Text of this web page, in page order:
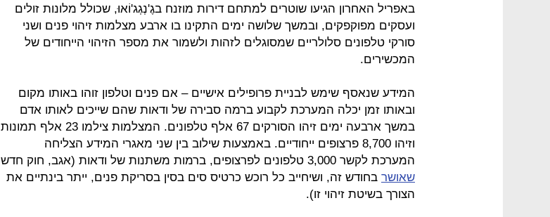
באפריל האחרון הגיעו שוטרים למתחם דירות מוזנח בגֶ'נְגְג'וֹאוּ, שכולל מלונות זולים
ועסקים מפוקפקים, ובמשך שלושה ימים התקינו בו ארבע מצלמות זיהוי פנים ושני
סורקי טלפונים סלולריים שמסוגלים לזהות ולשמור את מספר הזיהוי הייחודים של
המכשירים.
המידע שנאסף שימש לבניית פרופילים אישיים – אם פנים וטלפון זוהו באותו מקום
ובאותו זמן יכלה המערכת לקבוע ברמה סבירה של ודאות שהם שייכים לאותו אדם
במשך ארבעה ימים זיהו הסורקים 67 אלף טלפונים. המצלמות צילמו 23 אלף תמונות
וזיהו 8,700 פרצופים ייחודיים. באמצעות שילוב בין שני מאגרי המידע הצליחה
המערכת לקשר 3,000 טלפונים לפרצופים, ברמות משתנות של ודאות (אגב, חוק חדש
שאושר בחודש זה, ושיחייב כל רוכש כרטיס סים בסין בסריקת פנים, ייתר בינתיים את
הצורך בשיטת זיהוי זו).